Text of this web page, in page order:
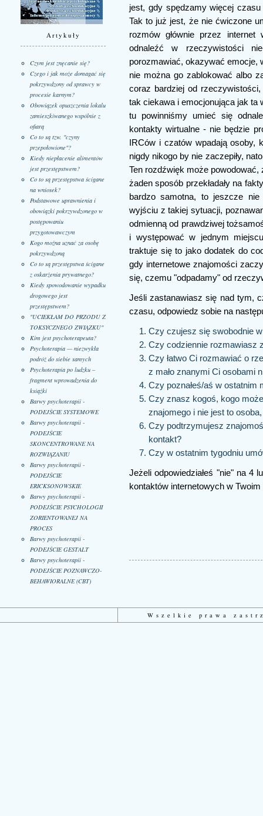
Artykuły
Czym jest znęcanie się?
Czego i jak może domagać się
pokrzywdzony od sprawcy w
procesie karnym?
Obowiązek opuszczenia lokalu
zamieszkiwanego wspólnie z
ofiarą
Co to są tzw. "czyny
przepołowione"?
Kiedy niepłacenie alimentów
jest przestępstwem?
Co to są przestępstwa ścigane
na wniosek?
Podstawowe uprawnienia i
obowiązki pokrzywdzonego w
postępowaniu
przygotowawczym
Kogo można uznać za osobę
pokrzywdzoną
Co to są przestępstwa ścigane
z oskarżenia prywatnego?
Kiedy spowodowanie wypadku
drogowego jest
przestępstwem?
"UCIEKŁAM DO PRZODU Z
TOKSYCZNEGO ZWIĄZKU"
Kim jest psychoterapeuta?
Psychoterapia — niezwykła
podróż do siebie samych
Psychoterapia po ludzku –
fragment wprowadzenia do
książki
Barwy psychoterapii -
PODEJŚCIE SYSTEMOWE
Barwy psychoterapii -
PODEJŚCIE
SKONCENTROWANE NA
ROZWIĄZANIU
Barwy psychoterapii -
PODEJŚCIE
ERICKSONOWSKIE
Barwy psychoterapii -
PODEJŚCIE PSYCHOLOGII
ZORIENTOWANEJ NA
PROCES
Barwy psychoterapii -
PODEJŚCIE GESTALT
Barwy psychoterapii -
PODEJŚCIE POZNAWCZO-
BEHAWIORALNE (CBT)
jest, gdy spędzamy więcej
Tak to już jest, że nie ćwiczone
rozmów głównie przez
odnaleźć w rzeczywistości
porozmawiać, okazywać emocje,
nie można go zablokować albo
coraz bardziej od
tak ciekawa i emocjonująca jak
tu powinniśmy umieć się
kontakty wirtualne - nie będzie
IRCów i czatów wpadają osoby,
nigdy nikogo by nie zaczepiły,
Ten rozdźwięk może
żaden sposób przekładały na
bardzo samotna, to jeszcze
wyjściu z takiej sytuacji,
odmienną od prawdziwej
i występować w jednym
traktuje się to jako dodatek do
gdy internetowe znajomości
się, czemu "odpadamy" od
Jeśli zastanawiasz się nad tym,
czasu, odpowiedz sobie na
Czy czujesz się swobodnie
Czy codziennie rozmawiasz
Czy łatwo Ci rozmawiać o
z mało znanymi Ci osobami
Czy poznałeś/aś w ostatnim
Czy znasz kogoś, kogo
znajomego i nie jest to
Czy podtrzymujesz
kontakt?
Czy w ostatnim tygodniu
Jeżeli odpowiedziałeś "nie" na 4
kontaktów internetowych w
Wszelkie prawa